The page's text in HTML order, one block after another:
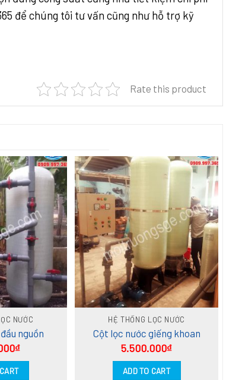
để chúng tôi tư vấn cũng như hỗ trợ kỹ
Rate this product
NƯỚC
nguồn
₫
HỆ THỐNG LỌC NƯỚC
Cột lọc nước giếng khoan
5.500.000₫
ADD TO CART